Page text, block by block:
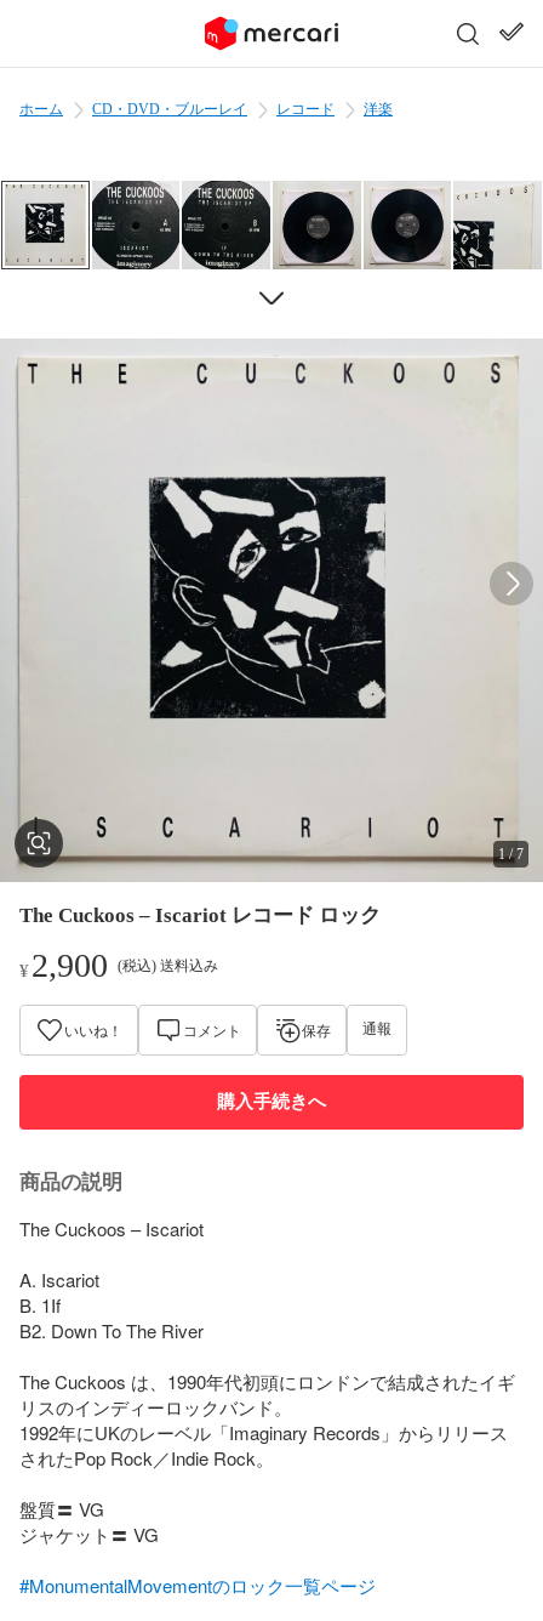
ホーム CD・DVD・ブルーレイ レコード 洋楽
1/7
The Cuckoos – Iscariot レコード ロック
¥2,900 (税込) 送料込み
いいね！ コメント 保存 通報
購入手続きへ
商品の説明
The Cuckoos – Iscariot
A. Iscariot
B. 1If
B2. Down To The River
The Cuckoos は、1990年代初頭にロンドンで結成されたイギ
リスのインディーロックバンド。
1992年にUKのレーベル「Imaginary Records」からリリース
されたPop Rock／Indie Rock。
盤質〓 VG
ジャケット〓 VG
#MonumentalMovementのロック一覧ページ